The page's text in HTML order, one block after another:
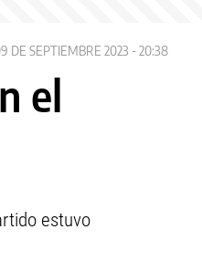
DE SEPTIEMBRE 2023 - 20:38
el
estuvo